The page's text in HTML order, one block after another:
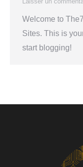
Welcome to
Sites. This is
start blogging!